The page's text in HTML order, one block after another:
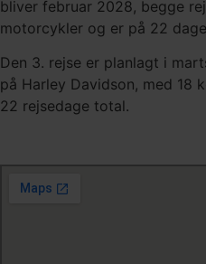
bliver februar 2028, begge
motorcykler og er på 22
Den 3. rejse er planlagt i
på Harley Davidson, med 18
22 rejsedage total.